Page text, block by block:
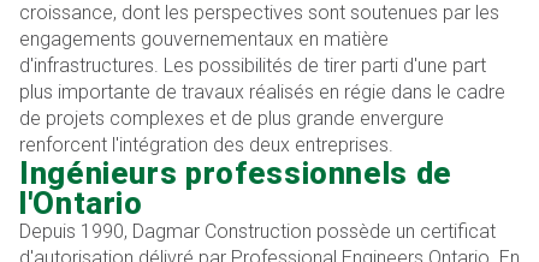
croissance, dont les perspectives sont soutenues par les
engagements gouvernementaux en matière
d'infrastructures. Les possibilités de tirer parti d'une part
plus importante de travaux réalisés en régie dans le cadre
de projets complexes et de plus grande envergure
renforcent l'intégration des deux entreprises.
Ingénieurs professionnels de
l'Ontario
Depuis 1990, Dagmar Construction possède un certificat